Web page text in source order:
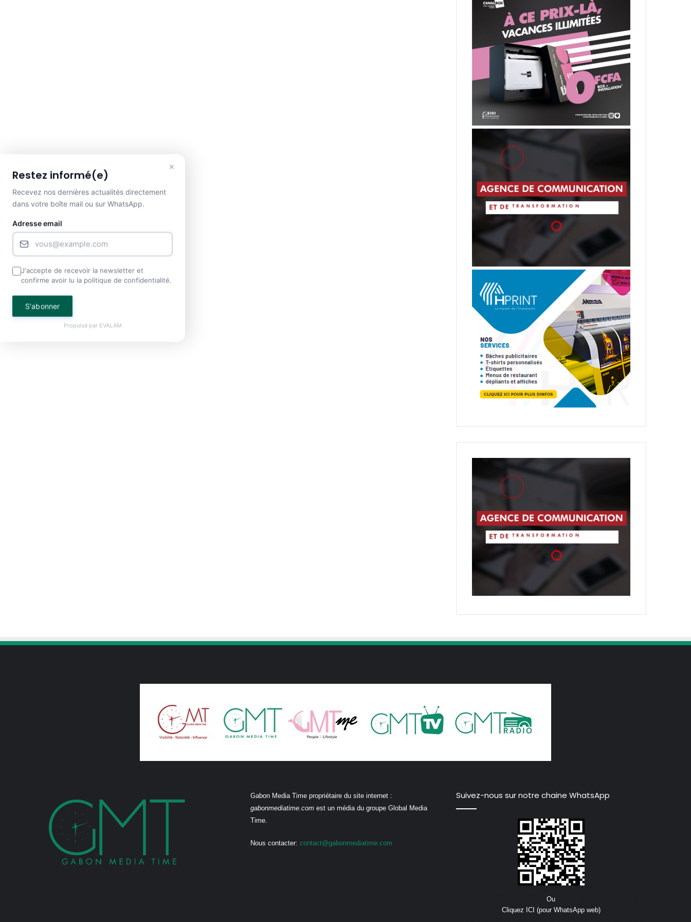
Gabon Media Time propriétaire du site internet :
gabonmediatime.comest un média du groupe Global Media
Time.
Nous contacter: contact@gabonmediatime.com
Suivez-nous sur notre chaine WhatsApp
Ou
Cliquez ICI (pour WhatsApp web)
×
Restez informé(e)
Recevez nos dernières actualités directement
dans votre boîte mail ou sur WhatsApp.
Adresse email
J'accepte de recevoir la newsletter et
confirme avoir lu la politique de confidentialité.
S'abonner
Propulsé par EVALAM